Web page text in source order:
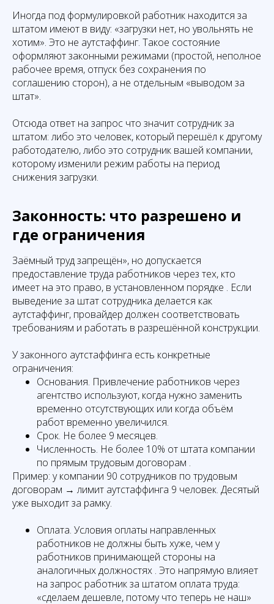
Иногда под формулировкой работник находится за
штатом имеют в виду: «загрузки нет, но увольнять не
хотим». Это не аутстаффинг. Такое состояние
оформляют законными режимами (простой, неполное
рабочее время, отпуск без сохранения по
соглашению сторон), а не отдельным «выводом за
штат».
Отсюда ответ на запрос что значит сотрудник за
штатом: либо это человек, который перешёл к другому
работодателю, либо это сотрудник вашей компании,
которому изменили режим работы на период
снижения загрузки.
Законность: что разрешено и
где ограничения
Заёмный труд запрещён», но допускается
предоставление труда работников через тех, кто
имеет на это право, в установленном порядке . Если
выведение за штат сотрудника делается как
аутстаффинг, провайдер должен соответствовать
требованиям и работать в разрешённой конструкции.
У законного аутстаффинга есть конкретные
ограничения:
Основания. Привлечение работников через
агентство используют, когда нужно заменить
временно отсутствующих или когда объём
работ временно увеличился.
Срок. Не более 9 месяцев.
Численность. Не более 10% от штата компании
по прямым трудовым договорам .
Пример: у компании 90 сотрудников по трудовым
договорам → лимит аутстаффинга 9 человек. Десятый
уже выходит за рамку.
Оплата. Условия оплаты направленных
работников не должны быть хуже, чем у
работников принимающей стороны на
аналогичных должностях . Это напрямую влияет
на запрос работник за штатом оплата труда:
«сделаем дешевле, потому что теперь не наш»